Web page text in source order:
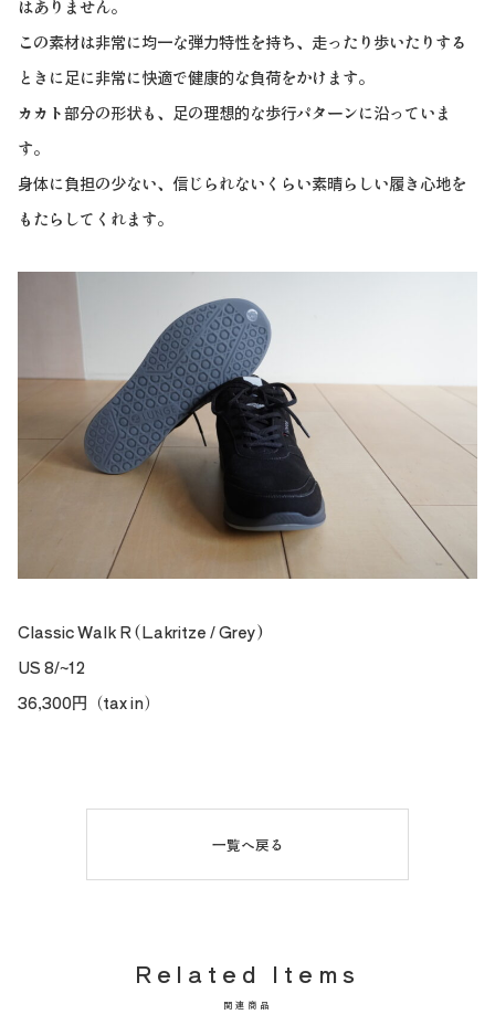
はありません。
この素材は非常に均一な弾力特性を持ち、走ったり歩いたりする
ときに足に非常に快適で健康的な負荷をかけます。
カカト部分の形状も、足の理想的な歩行パターンに沿っていま
す。
身体に負担の少ない、信じられないくらい素晴らしい履き心地を
もたらしてくれます。
Classic Walk R (Lakritze / Grey)
US 8/~12
36,300円（tax in）
一覧へ戻る
Related Items
関連商品